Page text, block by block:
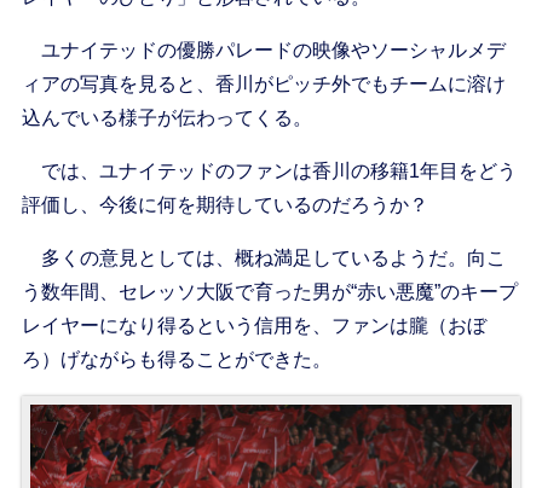
ユナイテッドの優勝パレードの映像やソーシャルメデ
ィアの写真を見ると、香川がピッチ外でもチームに溶け
込んでいる様子が伝わってくる。
では、ユナイテッドのファンは香川の移籍1年目をどう
評価し、今後に何を期待しているのだろうか？
多くの意見としては、概ね満足しているようだ。向こ
う数年間、セレッソ大阪で育った男が“赤い悪魔”のキープ
レイヤーになり得るという信用を、ファンは朧（おぼ
ろ）げながらも得ることができた。